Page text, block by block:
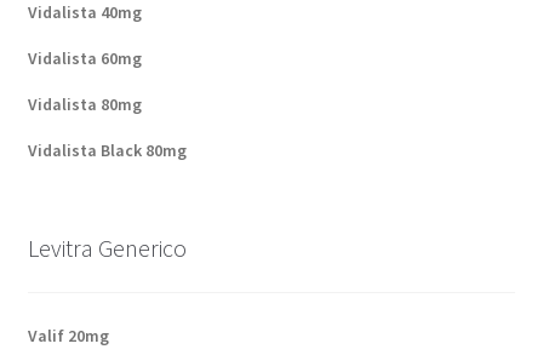
Vidalista 40mg
Vidalista 60mg
Vidalista 80mg
Vidalista Black 80mg
Levitra Generico
Valif 20mg